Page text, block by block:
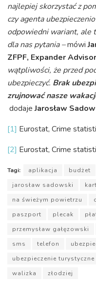
najlepiej skorzystać z
czy agenta
odpowiedni wariant, ale
dla nas pytania –mówi
ZFPF, Expander
wątpliwości, że przed
ubezpieczyć. Brak
zrujnować nasze
dodajeJarosław
[1] Eurostat, Crime
[2] Eurostat, Crime
Tagi: aplikacja budżet
jarosław sadowski
na świeżym powietrzu
paszport
plecak
przemysław gałęzowski
sms
telefon
ubezpieczenie turystyczne
walizka
złodziej